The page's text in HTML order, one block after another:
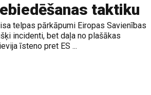
taktiku
telpas pārkāpumi Eiropas Savienības
incidenti, bet daļa no plašākas
īsteno pret ES ...